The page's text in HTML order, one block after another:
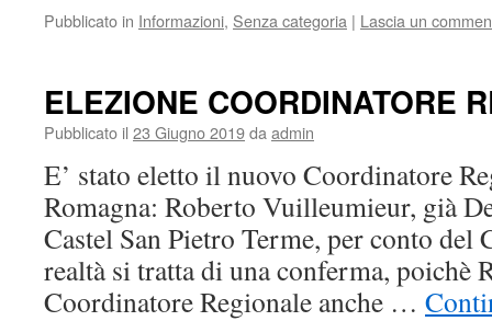
Pubblicato in Informazioni, Senza categoria | Lascia un
ELEZIONE COORDINATORE
Pubblicato il 23 Giugno 2019da admin
E’ stato eletto il nuovo Coordinatore
Romagna: Roberto Vuilleumieur, già
Castel San Pietro Terme, per conto
realtà si tratta di una conferma, poichè
Coordinatore Regionale anche …